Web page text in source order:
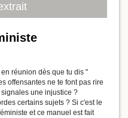
réunion dès que tu dis "
offensantes ne te font pas rire
une injustice ?
certains sujets ? Si c'est le
et ce manuel est fait